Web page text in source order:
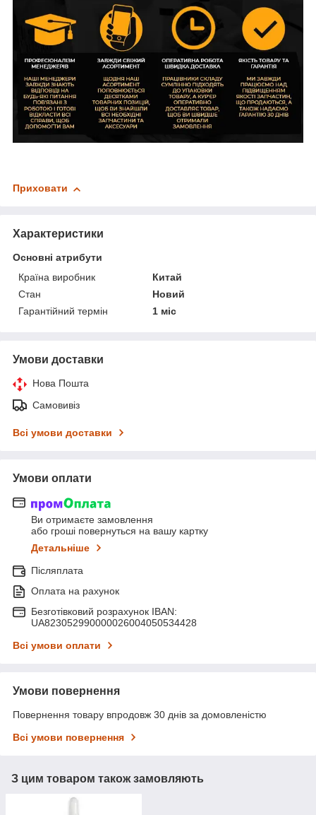
Приховати
Характеристики
Основні атрибути
Країна виробник
Китай
Стан
Новий
Гарантійний термін
1 міс
Умови доставки
Нова Пошта
Самовивіз
Всі умови доставки
Умови оплати
Ви отримаєте замовлення
або гроші повернуться на вашу картку
Детальніше
Післяплата
Оплата на рахунок
Безготівковий розрахунок IBAN:
UA823052990000026004050534428
Всі умови оплати
Умови повернення
Повернення товару впродовж 30 днів за домовленістю
Всі умови повернення
З цим товаром також замовляють